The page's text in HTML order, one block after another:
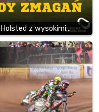
z wysokimi…